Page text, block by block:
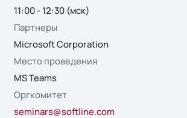
11:00 - 12:30 (мск)
Партнеры
Microsoft Corporation
Место проведения
MS Teams
Оргкомитет
seminars@softline.com